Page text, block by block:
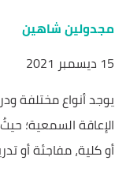
مجدولين شاهين
15 ديسمبر 2021
يوجد أنواع مختلفة
الإعاقة السمعية؛
أو كلية، مفاجئة أو